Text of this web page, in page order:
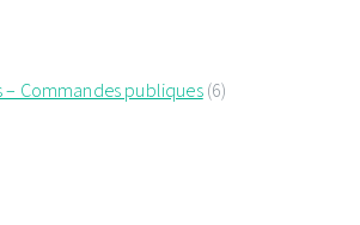
– Commandes publiques(6)